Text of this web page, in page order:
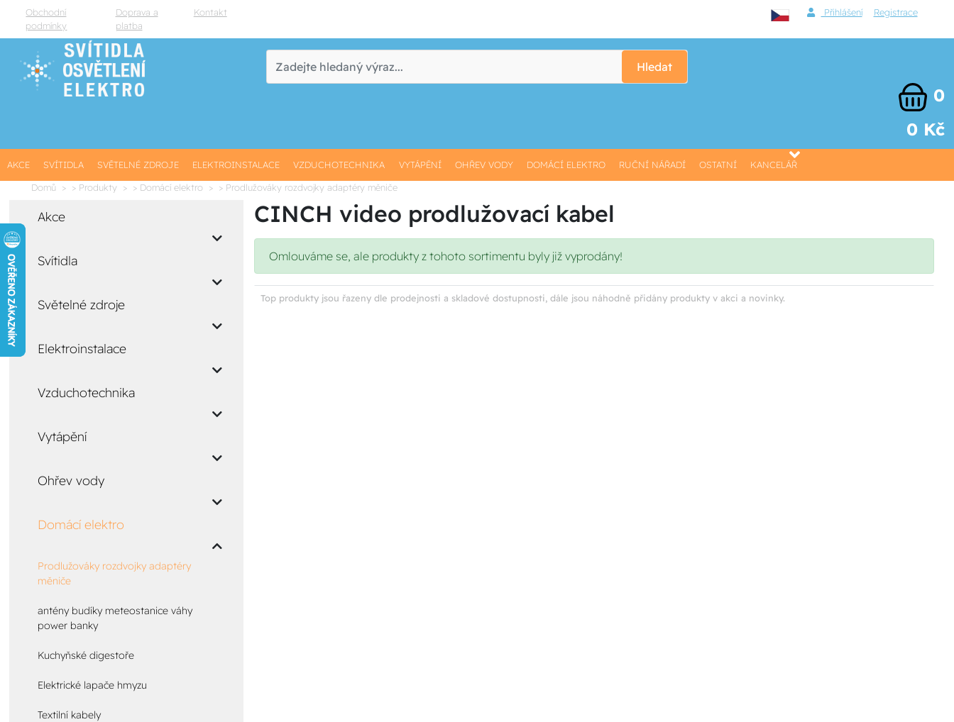
Obchodní
podmínky
Doprava a
platba
Kontakt Přihlášení Registrace
Hledat
0
0 Kč
AKCE SVÍTIDLA SVĚTELNÉ ZDROJE ELEKTROINSTALACE VZDUCHOTECHNIKA VYTÁPĚNÍ OHŘEV VODY DOMÁCÍ ELEKTRO RUČNÍ NÁŘADÍ OSTATNÍ KANCELÁŘ
Domů > Produkty > Domácí elektro > Prodlužováky rozdvojky adaptéry měniče
Akce
Svítidla
Světelné zdroje
Elektroinstalace
Vzduchotechnika
Vytápění
Ohřev vody
Domácí elektro
Prodlužováky rozdvojky adaptéry
měniče
antény budíky meteostanice váhy
power banky
Kuchyňské digestoře
Elektrické lapače hmyzu
Textilní kabely
CINCH video prodlužovací kabel
Omlouváme se, ale produkty z tohoto sortimentu byly již vyprodány!
Top produkty jsou řazeny dle prodejnosti a skladové dostupnosti, dále jsou náhodně přidány produkty v akci a novinky.